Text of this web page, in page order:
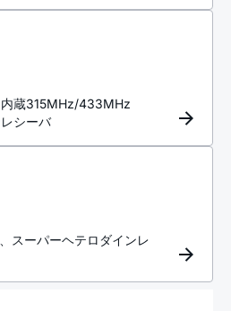
蔵315MHz/433MHz
シーバ
スーパーヘテロダインレ